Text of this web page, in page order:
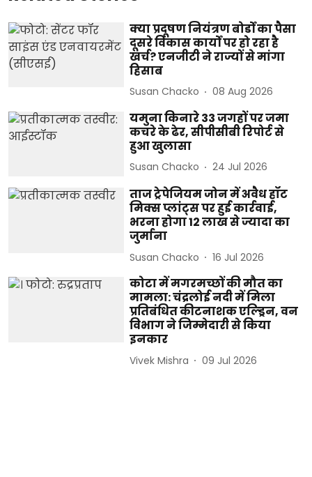
क्या प्रदूषण नियंत्रण बोर्डों का पैसा
दूसरे विकास कार्यों पर हो रहा है
खर्च? एनजीटी ने राज्यों से मांगा
हिसाब
Susan Chacko 08 Aug 2026
यमुना किनारे 33 जगहों पर जमा
कचरे के ढेर, सीपीसीबी रिपोर्ट से
हुआ खुलासा
Susan Chacko 24 Jul 2026
ताज ट्रेपेजियम जोन में अवैध हॉट
मिक्स प्लांट्स पर हुई कार्रवाई,
भरना होगा 12 लाख से ज्यादा का
जुर्माना
Susan Chacko 16 Jul 2026
कोटा में मगरमच्छों की मौत का
मामला: चंद्रलोई नदी में मिला
प्रतिबंधित कीटनाशक एल्ड्रिन, वन
विभाग ने जिम्मेदारी से किया
इनकार
Vivek Mishra 09 Jul 2026